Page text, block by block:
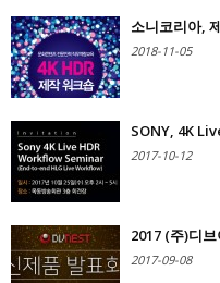
소니코리아,
2018-11-05
SONY, 4K
2017-10-12
2017 (주)디
2017-09-08